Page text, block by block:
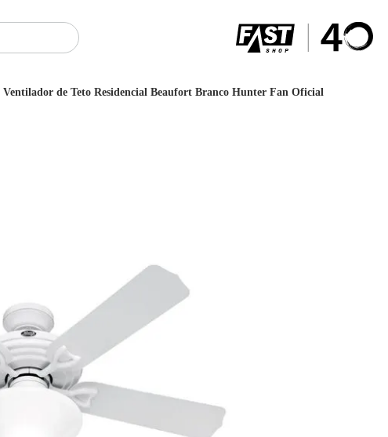
Ventilador de Teto Residencial Beaufort Branco Hunter Fan Oficial